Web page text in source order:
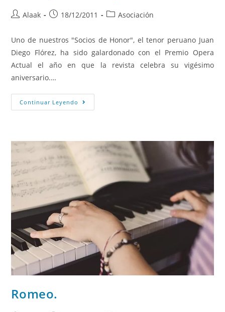
Alaak 18/12/2011 Asociación
Uno de nuestros "Socios de Honor", el tenor peruano Juan
Diego Flórez, ha sido galardonado con el Premio Opera
Actual el año en que la revista celebra su vigésimo
aniversario.…
Continuar Leyendo
Romeo.